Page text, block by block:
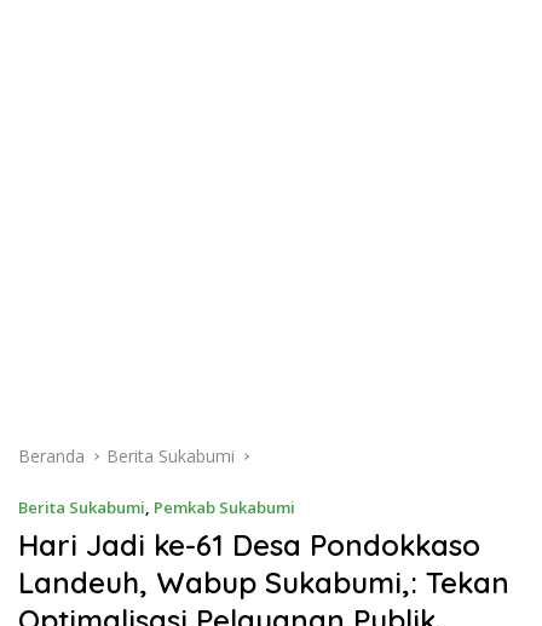
Beranda Berita Sukabumi
Berita Sukabumi, Pemkab Sukabumi
Hari Jadi ke-61 Desa Pondokkaso
Landeuh, Wabup Sukabumi,: Tekan